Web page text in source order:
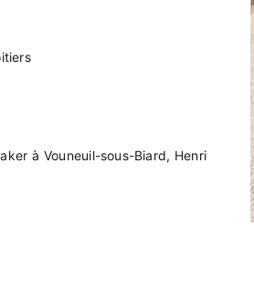
à Vouneuil-sous-Biard, Henri